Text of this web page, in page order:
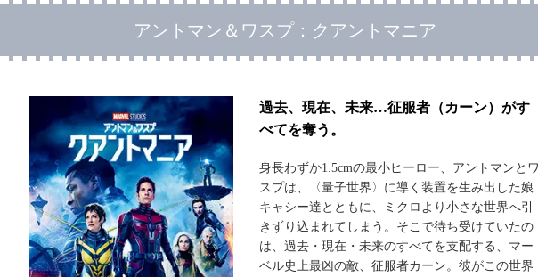
アントマン＆ワスプ：クアントマニア
過去、現在、未来…征服者（カーン）がす
べてを奪う。
身長わずか1.5cmの最小ヒーロー、アントマンとワ
スプは、〈量子世界〉に導く装置を生み出した娘
キャシー達とともに、ミクロより小さな世界へ引
きずり込まれてしまう。そこで待ち受けていたの
は、過去・現在・未来のすべてを支配する、マー
ベル史上最凶の敵、征服者カーン。彼がこの世界